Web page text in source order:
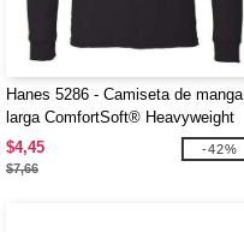
Hanes 5286 - Camiseta de manga
larga ComfortSoft® Heavyweight
$4,45
$7,66
-42%